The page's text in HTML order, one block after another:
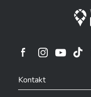
Ville de
Kontakt